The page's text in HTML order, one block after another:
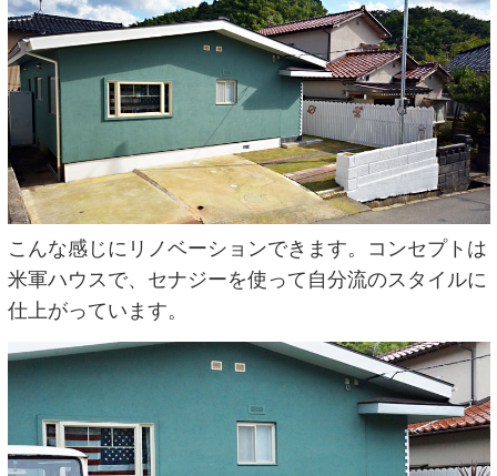
こんな感じにリノベーションできます。コンセプトは
米軍ハウスで、セナジーを使って自分流のスタイルに
仕上がっています。